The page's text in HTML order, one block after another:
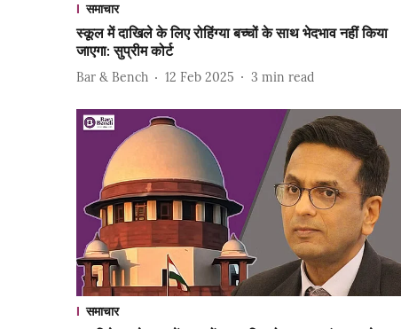
समाचार
स्कूल में दाखिले के लिए रोहिंग्या बच्चों के साथ भेदभाव नहीं किया
जाएगा: सुप्रीम कोर्ट
Bar & Bench 12 Feb 2025 3 min read
समाचार